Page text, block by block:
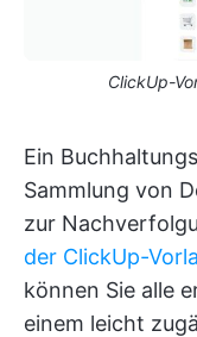
ClickUp-
Ein
Sammlung von
zur
der ClickUp-
können Sie alle
einem leicht